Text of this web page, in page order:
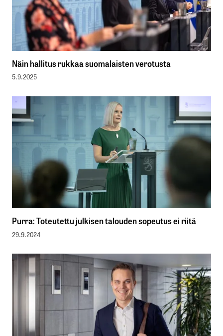
Näin hallitus rukkaa suomalaisten verotusta
5.9.2025
Purra: Toteutettu julkisen talouden sopeutus ei riitä
29.9.2024